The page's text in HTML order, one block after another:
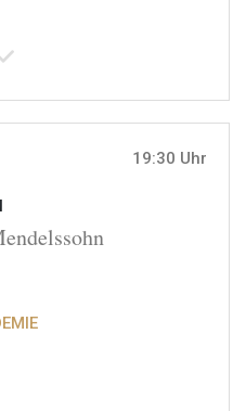
19:30 Uhr